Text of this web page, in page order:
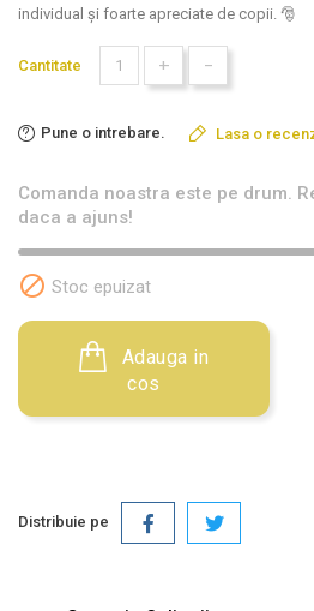
individual și foarte apreciate de copii. 🎅
Cantitate + -
Pune o intrebare. Lasa o
Comanda noastra este pe drum.
daca a ajuns!
 Stoc epuizat
cos
Distribuie pe